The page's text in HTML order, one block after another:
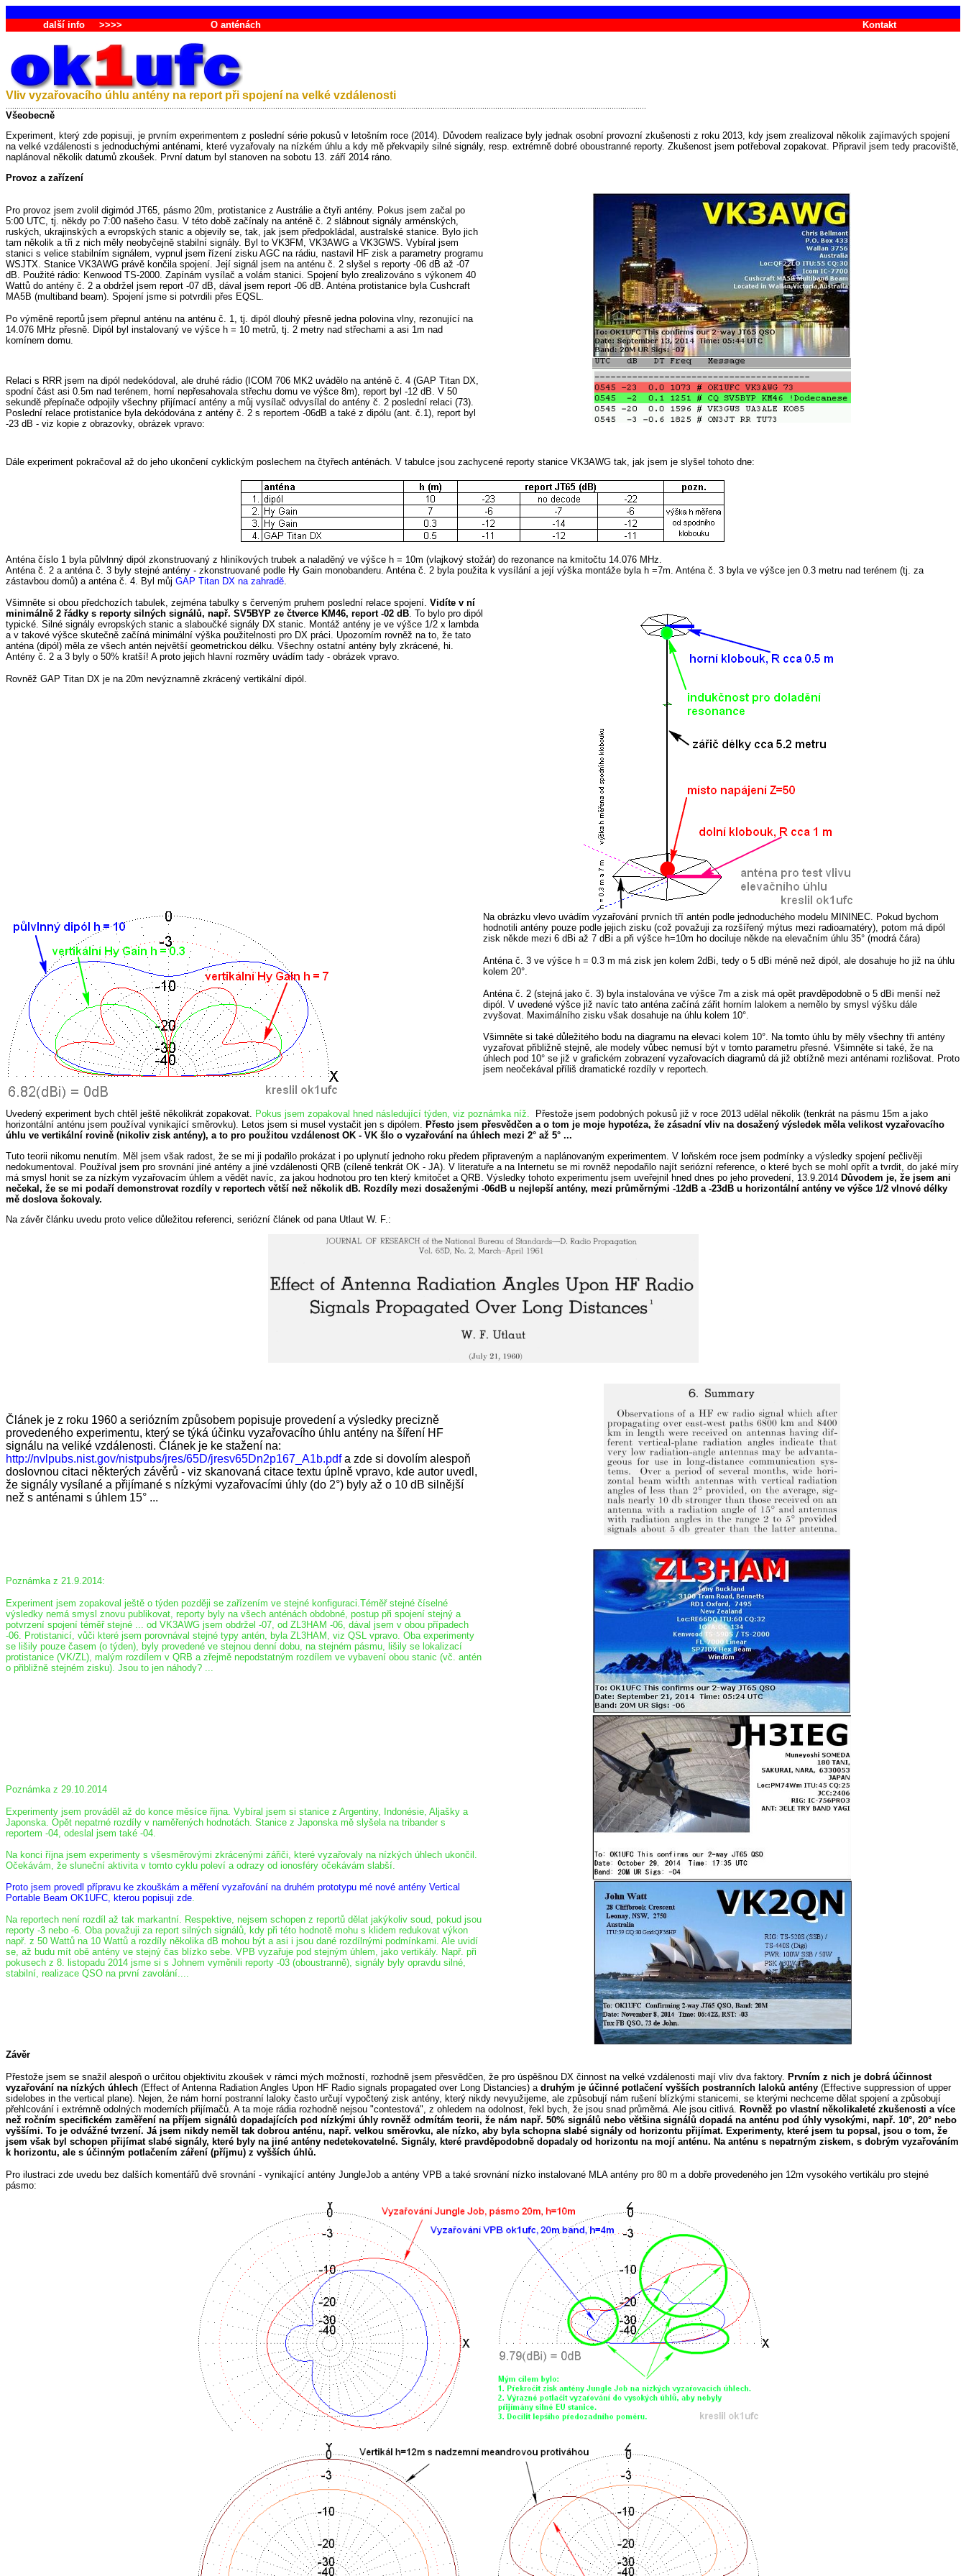
další info>>>> O anténách Kontakt
Vliv vyzařovacího úhlu antény na report při spojení na velké vzdálenosti
Všeobecně
Experiment, který zde popisuji, je prvním experimentem z poslední série pokusů v letošním roce (2014). Důvodem realizace byly jednak osobní provozní zkušenosti z roku 2013, kdy jsem zrealizoval několik zajímavých spojení
na velké vzdálenosti s jednoduchými anténami, které vyzařovaly na nízkém úhlu a kdy mě překvapily silné signály, resp. extrémně dobré oboustranné reporty. Zkušenost jsem potřeboval zopakovat. Připravil jsem tedy pracoviště,
naplánoval několik datumů zkoušek. První datum byl stanoven na sobotu 13. září 2014 ráno.
Provoz a zařízení
Pro provoz jsem zvolil digimód JT65, pásmo 20m, protistanice z Austrálie a čtyři antény. Pokus jsem začal po
5:00 UTC, tj. někdy po 7:00 našeho času. V této době začínaly na anténě č. 2 slábnout signály arménských,
ruských, ukrajinských a evropských stanic a objevily se, tak, jak jsem předpokládal, australské stanice. Bylo jich
tam několik a tři z nich měly neobyčejně stabilní signály. Byl to VK3FM, VK3AWG a VK3GWS. Vybíral jsem
stanici s velice stabilním signálem, vypnul jsem řízení zisku AGC na rádiu, nastavil HF zisk a parametry programu
WSJTX. Stanice VK3AWG právě končila spojení. Její signál jsem na anténu č. 2 slyšel s reporty -06 dB až -07
dB. Použité rádio: Kenwood TS-2000. Zapínám vysílač a volám stanici. Spojení bylo zrealizováno s výkonem 40
Wattů do antény č. 2 a obdržel jsem report -07 dB, dával jsem report -06 dB. Anténa protistanice byla Cushcraft
MA5B (multiband beam). Spojení jsme si potvrdili přes EQSL.
Po výměně reportů jsem přepnul anténu na anténu č. 1, tj. dipól dlouhý přesně jedna polovina vlny, rezonující na
14.076 MHz přesně. Dipól byl instalovaný ve výšce h = 10 metrů, tj. 2 metry nad střechami a asi 1m nad
komínem domu.
Relaci s RRR jsem na dipól nedekódoval, ale druhé rádio (ICOM 706 MK2 uvádělo na anténě č. 4 (GAP Titan DX,
spodní část asi 0.5m nad terénem, horní nepřesahovala střechu domu ve výšce 8m), report byl -12 dB. V 50
sekundě přepínače odpojily všechny přijímací antény a můj vysílač odvysílal do antény č. 2 poslední relaci (73).
Poslední relace protistanice byla dekódována z antény č. 2 s reportem -06dB a také z dipólu (ant. č.1), report byl
-23 dB - viz kopie z obrazovky, obrázek vpravo:
Dále experiment pokračoval až do jeho ukončení cyklickým poslechem na čtyřech anténách. V tabulce jsou zachycené reporty stanice VK3AWG tak, jak jsem je slyšel tohoto dne:
Anténa číslo 1 byla půlvlnný dipól zkonstruovaný z hliníkových trubek a naladěný ve výšce h = 10m (vlajkový stožár) do rezonance na kmitočtu 14.076 MHz.
Anténa č. 2 a anténa č. 3 byly stejné antény - zkonstruované podle Hy Gain monobanderu. Anténa č. 2 byla použita k vysílání a její výška montáže byla h =7m. Anténa č. 3 byla ve výšce jen 0.3 metru nad terénem (tj. za
zástavbou domů) a anténa č. 4. Byl můj GAP Titan DX na zahradě
Všimněte si obou předchozích tabulek, zejména tabulky s červeným pruhem poslední relace spojení. Vidíte v ní
minimálně 2 řádky s reporty silných signálů, např. SV5BYP ze čtverce KM46, report -02 dB . To bylo pro dipól
typické. Silné signály evropských stanic a slaboučké signály DX stanic. Montáž antény je ve výšce 1/2 x lambda
a v takové výšce skutečně začíná minimální výška použitelnosti pro DX práci. Upozorním rovněž na to, že tato
anténa (dipól) měla ze všech antén největší geometrickou délku. Všechny ostatní antény byly zkrácené, hi.
Antény č. 2 a 3 byly o 50% kratší! A proto jejich hlavní rozměry uvádím tady - obrázek vpravo.
Rovněž GAP Titan DX je na 20m nevýznamně zkrácený vertikální dipól.
Na obrázku vlevo uvádím vyzařování prvních tří antén podle jednoduchého modelu MININEC. Pokud bychom
hodnotili antény pouze podle jejich zisku (což považuji za rozšířený mýtus mezi radioamatéry), potom má dipól
zisk někde mezi 6 dBi až 7 dBi a při výšce h=10m ho dociluje někde na elevačním úhlu 35° (modrá čára)
Anténa č. 3 ve výšce h = 0.3 m má zisk jen kolem 2dBi, tedy o 5 dBi méně než dipól, ale dosahuje ho již na úhlu
kolem 20°.
Anténa č. 2 (stejná jako č. 3) byla instalována ve výšce 7m a zisk má opět pravděpodobně o 5 dBi menší než
dipól. V uvedené výšce již navíc tato anténa začíná zářit horním lalokem a nemělo by smysl výšku dále
zvyšovat. Maximálního zisku však dosahuje na úhlu kolem 10°.
Všimněte si také důležitého bodu na diagramu na elevaci kolem 10°. Na tomto úhlu by měly všechny tři antény
vyzařovat přibližně stejně, ale modely vůbec nemusí být v tomto parametru přesné. Všimněte si také, že na
úhlech pod 10° se již v grafickém zobrazení vyzařovacích diagramů dá již obtížně mezi anténami rozlišovat. Proto
jsem neočekával příliš dramatické rozdíly v reportech.
Uvedený experiment bych chtěl ještě několikrát zopakovat. Pokus jsem zopakoval hned následující týden, viz poznámka níž.
Přestože jsem podobných pokusů již v roce 2013 udělal několik (tenkrát na pásmu 15m a jako
horizontální anténu jsem používal vynikající směrovku). Letos jsem si musel vystačit jen s dipólem. Přesto jsem přesvědčen a o tom je moje hypotéza, že zásadní vliv na dosažený výsledek měla velikost vyzařovacího
úhlu ve vertikální rovině (nikoliv zisk antény), a to pro použitou vzdálenost OK - VK šlo o vyzařování na úhlech mezi 2° až 5° ...
Tuto teorii nikomu nenutím. Měl jsem však radost, že se mi ji podařilo prokázat i po uplynutí jednoho roku předem připraveným a naplánovaným experimentem. V loňském roce jsem podmínky a výsledky spojení pečlivěji
nedokumentoval. Používal jsem pro srovnání jiné antény a jiné vzdálenosti QRB (cíleně tenkrát OK - JA). V literatuře a na Internetu se mi rovněž nepodařilo najít seriózní reference, o které bych se mohl opřít a tvrdit, do jaké míry
má smysl honit se za nízkým vyzařovacím úhlem a vědět navíc, za jakou hodnotou pro ten který kmitočet a QRB. Výsledky tohoto experimentu jsem uveřejnil hned dnes po jeho provedení, 13.9.2014 Důvodem je, že jsem ani
nečekal, že se mi podaří demonstrovat rozdíly v reportech větší než několik dB. Rozdíly mezi dosaženými -06dB u nejlepší antény, mezi průměrnými -12dB a -23dB u horizontální antény ve výšce 1/2 vlnové délky
mě doslova šokovaly.
Na závěr článku uvedu proto velice důležitou referenci, seriózní článek od pana Utlaut W. F.:
Článek je z roku 1960 a seriózním způsobem popisuje provedení a výsledky precizně
provedeného experimentu, který se týká účinku vyzařovacího úhlu antény na šíření HF
signálu na veliké vzdálenosti. Článek je ke stažení na:
http://nvlpubs.nist.gov/nistpubs/jres/65D/jresv65Dn2p167_A1b.pdfa zde si dovolím alespoň
doslovnou citaci některých závěrů - viz skanovaná citace textu úplně vpravo, kde autor uvedl,
že signály vysílané a přijímané s nízkými vyzařovacími úhly (do 2°) byly až o 10 dB silnější
než s anténami s úhlem 15° ...
Poznámka z 21.9.2014:
Experiment jsem zopakoval ještě o týden později se zařízením ve stejné konfiguraci.Téměř stejné číselné
výsledky nemá smysl znovu publikovat, reporty byly na všech anténách obdobné, postup při spojení stejný a
potvrzení spojení téměř stejné ... od VK3AWG jsem obdržel -07, od ZL3HAM -06, dával jsem v obou případech
-06. Protistanicí, vůči které jsem porovnával stejné typy antén, byla ZL3HAM, viz QSL vpravo. Oba experimenty
se lišily pouze časem (o týden), byly provedené ve stejnou denní dobu, na stejném pásmu, lišily se lokalizací
protistanice (VK/ZL), malým rozdílem v QRB a zřejmě nepodstatným rozdílem ve vybavení obou stanic (vč. antén
o přibližně stejném zisku). Jsou to jen náhody? ...
Poznámka z 29.10.2014
Experimenty jsem prováděl až do konce měsíce října. Vybíral jsem si stanice z Argentiny, Indonésie, Aljašky a
Japonska. Opět nepatrné rozdíly v naměřených hodnotách. Stanice z Japonska mě slyšela na tribander s
reportem -04, odeslal jsem také -04.
Na konci října jsem experimenty s všesměrovými zkrácenými zářiči, které vyzařovaly na nízkých úhlech ukončil.
Očekávám, že sluneční aktivita v tomto cyklu poleví a odrazy od ionosféry očekávám slabší.
Proto jsem provedl přípravu ke zkouškám a měření vyzařování na druhém prototypu mé nové antény Vertical
Portable Beam OK1UFC, kterou popisuji zde
Na reportech není rozdíl až tak markantní. Respektive, nejsem schopen z reportů dělat jakýkoliv soud, pokud jsou
reporty -3 nebo -6. Oba považuji za report silných signálů, kdy při této hodnotě mohu s klidem redukovat výkon
např. z 50 Wattů na 10 Wattů a rozdíly několika dB mohou být a asi i jsou dané rozdílnými podmínkami. Ale uvidí
se, až budu mít obě antény ve stejný čas blízko sebe. VPB vyzařuje pod stejným úhlem, jako vertikály. Např. při
pokusech z 8. listopadu 2014 jsme si s Johnem vyměnili reporty -03 (oboustranně), signály byly opravdu silné,
stabilní, realizace QSO na první zavolání....
Závěr
Přestože jsem se snažil alespoň o určitou objektivitu zkoušek v rámci mých možností, rozhodně jsem přesvědčen, že pro úspěšnou DX činnost na velké vzdálenosti mají vliv dva faktory. Prvním z nich je dobrá účinnost
vyzařování na nízkých úhlech (Effect of Antenna Radiation Angles Upon HF Radio signals propagated over Long Distancies) a druhým je účinné potlačení vyšších postranních laloků antény (Effective suppression of upper
sidelobes in the vertical plane). Nejen, že nám horní postranní laloky často určují vypočtený zisk antény, který nikdy nevyužijeme, ale způsobují nám rušení blízkými stanicemi, se kterými nechceme dělat spojení a způsobují
přehlcování i extrémně odolných moderních přijímačů. A ta moje rádia rozhodně nejsou "contestová", z ohledem na odolnost, řekl bych, že jsou snad průměrná. Ale jsou citlivá. Rovněž po vlastní několikaleté zkušenosti a více
než ročním specifickém zaměření na příjem signálů dopadajících pod nízkými úhly rovněž odmítám teorii, že nám např. 50% signálů nebo většina signálů dopadá na anténu pod úhly vysokými, např. 10°, 20° nebo
vyššími. To je odvážné tvrzení. Já jsem nikdy neměl tak dobrou anténu, např. velkou směrovku, ale nízko, aby byla schopna slabé signály od horizontu přijímat. Experimenty, které jsem tu popsal, jsou o tom, že
jsem však byl schopen přijímat slabé signály, které byly na jiné antény nedetekovatelné. Signály, které pravděpodobně dopadaly od horizontu na mojí anténu. Na anténu s nepatrným ziskem, s dobrým vyzařováním
k horizontu, ale s účinným potlačením záření (příjmu) z vyšších úhlů.
Pro ilustraci zde uvedu bez dalších komentářů dvě srovnání - vynikající antény JungleJob a antény VPB a také srovnání nízko instalované MLA antény pro 80 m a dobře provedeného jen 12m vysokého vertikálu pro stejné
pásmo: